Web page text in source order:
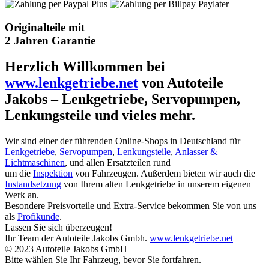
Originalteile mit
2 Jahren Garantie
Herzlich Willkommen bei
www.lenkgetriebe.net von Autoteile
Jakobs – Lenkgetriebe, Servopumpen,
Lenkungsteile und vieles mehr.
Wir sind einer der führenden Online-Shops in Deutschland für
Lenkgetriebe, Servopumpen, Lenkungsteile, Anlasser &
Lichtmaschinen, und allen Ersatzteilen rund
um die Inspektion von Fahrzeugen. Außerdem bieten wir auch die
Instandsetzung von Ihrem alten Lenkgetriebe in unserem eigenen
Werk an.
Besondere Preisvorteile und Extra-Service bekommen Sie von uns
als Profikunde.
Lassen Sie sich überzeugen!
Ihr Team der Autoteile Jakobs Gmbh. www.lenkgetriebe.net
© 2023 Autoteile Jakobs GmbH
Bitte wählen Sie Ihr Fahrzeug, bevor Sie fortfahren.